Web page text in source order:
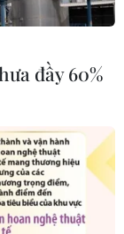
đầy 60%